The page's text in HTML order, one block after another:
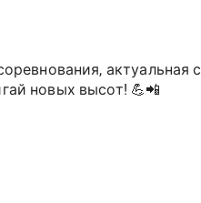
актуальная
новых высот! 💪📲